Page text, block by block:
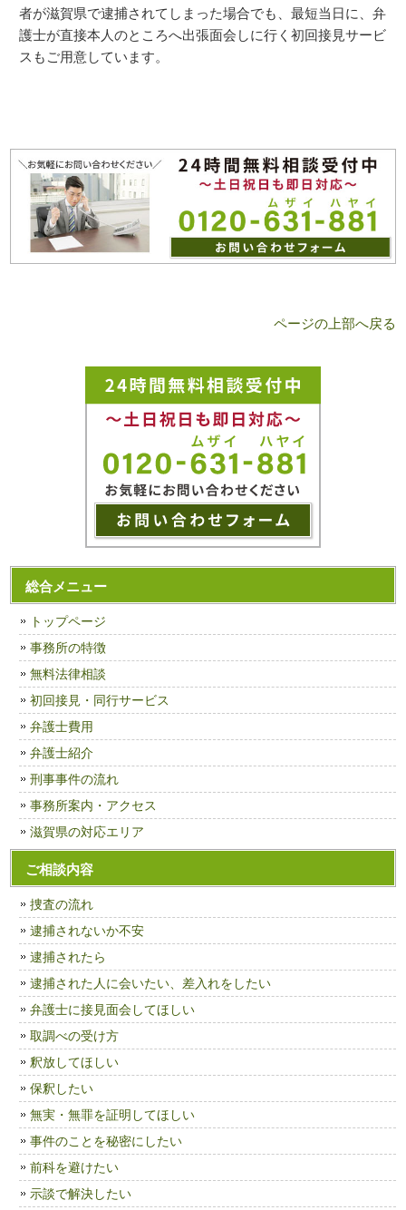
者が滋賀県で逮捕されてしまった場合でも、最短当日に、弁
護士が直接本人のところへ出張面会しに行く初回接見サービ
スもご用意しています。
ページの上部へ戻る
総合メニュー
トップページ
事務所の特徴
無料法律相談
初回接見・同行サービス
弁護士費用
弁護士紹介
刑事事件の流れ
事務所案内・アクセス
滋賀県の対応エリア
ご相談内容
捜査の流れ
逮捕されないか不安
逮捕されたら
逮捕された人に会いたい、差入れをしたい
弁護士に接見面会してほしい
取調べの受け方
釈放してほしい
保釈したい
無実・無罪を証明してほしい
事件のことを秘密にしたい
前科を避けたい
示談で解決したい